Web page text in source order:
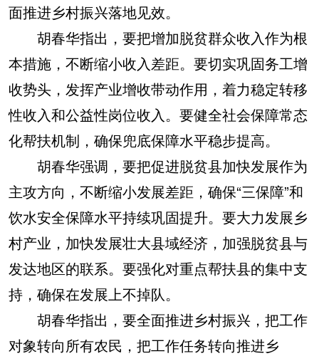
地方频道
北京 天津 河北 山西
辽宁 吉林 上海 江苏
浙江 安徽 福建 江西
山东 河南 湖北 湖南
广东 广西 海南 重庆
四川 贵州 云南 西藏
陕西 甘肃 青海 宁夏
新疆 内蒙古 黑龙江
多语种频道
面推进乡村振兴落地见效。
胡春华指出，要把增加脱贫群众收入作为根
本措施，不断缩小收入差距。要切实巩固务工增
收势头，发挥产业增收带动作用，着力稳定转移
性收入和公益性岗位收入。要健全社会保障常态
化帮扶机制，确保兜底保障水平稳步提高。
胡春华强调，要把促进脱贫县加快发展作为
主攻方向，不断缩小发展差距，确保“三保障”和
饮水安全保障水平持续巩固提升。要大力发展乡
村产业，加快发展壮大县域经济，加强脱贫县与
发达地区的联系。要强化对重点帮扶县的集中支
持，确保在发展上不掉队。
胡春华指出，要全面推进乡村振兴，把工作
对象转向所有农民，把工作任务转向推进乡